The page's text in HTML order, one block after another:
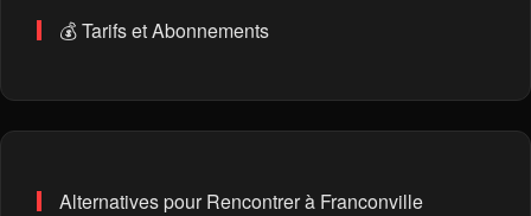
💰 Tarifs et Abonnements
Alternatives pour Rencontrer à Franconville